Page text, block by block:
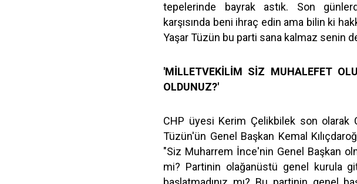
tepelerinde bayrak astık. Son
karşısında beni ihraç edin ama bilin ki
Yaşar Tüzün bu parti sana kalmaz senin
'MİLLETVEKİLİM SİZ MUHALEFET
OLDUNUZ?'
CHP üyesi Kerim Çelikbilek son olarak
Tüzün'ün Genel Başkan Kemal
"Siz Muharrem İnce'nin Genel Başkan
mi? Partinin olağanüstü genel kurula